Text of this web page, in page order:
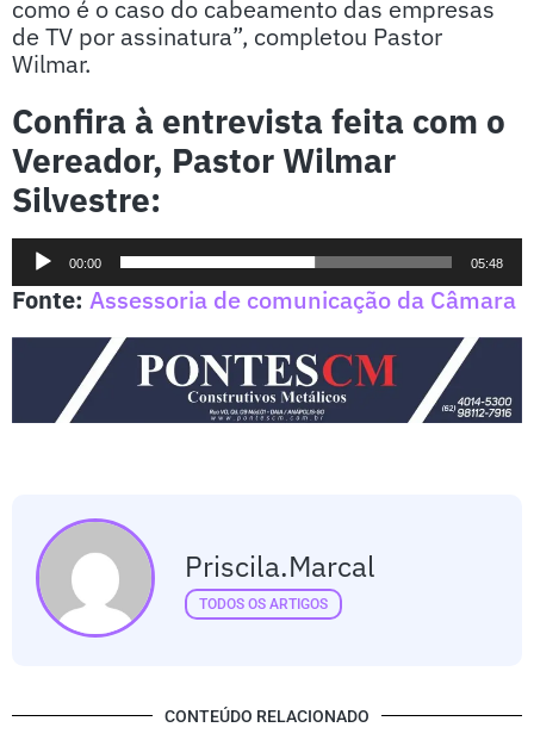
como é o caso do cabeamento das empresas
de TV por assinatura”, completou Pastor
Wilmar.
Confira à entrevista feita com o
Vereador, Pastor Wilmar
Silvestre:
Tocador
de
áudio
00:00 05:48
Fonte: Assessoria de comunicação da Câmara
Priscila.marcal
TODOS OS ARTIGOS
CONTEÚDO RELACIONADO